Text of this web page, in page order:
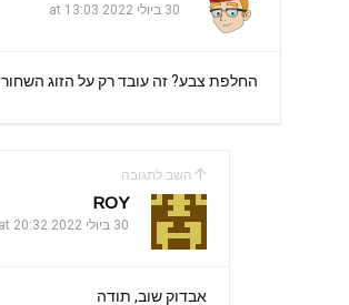
30 ביולי 2022 at 13:03
החלפת צבע? זה עובד רק על הזוג השחור
השב לתגובה
ROY
30 ביולי 2022 at 20:32
אבדוק שוב, תודה